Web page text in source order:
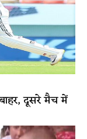
दूसरे मैच में